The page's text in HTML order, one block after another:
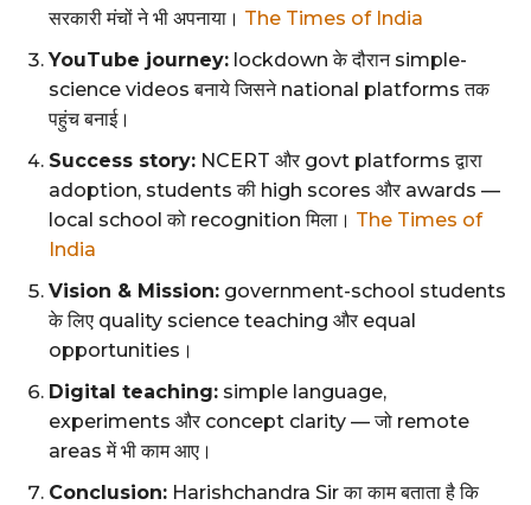
सरकारी मंचों ने भी अपनाया। The Times of India
YouTube journey: lockdown के दौरान simple-
science videos बनाये जिसने national platforms तक
पहुंच बनाई।
Success story: NCERT और govt platforms द्वारा
adoption, students की high scores और awards —
local school को recognition मिला। The Times of
India
Vision & Mission: government-school students
के लिए quality science teaching और equal
opportunities।
Digital teaching: simple language,
experiments और concept clarity — जो remote
areas में भी काम आए।
Conclusion: Harishchandra Sir का काम बताता है कि